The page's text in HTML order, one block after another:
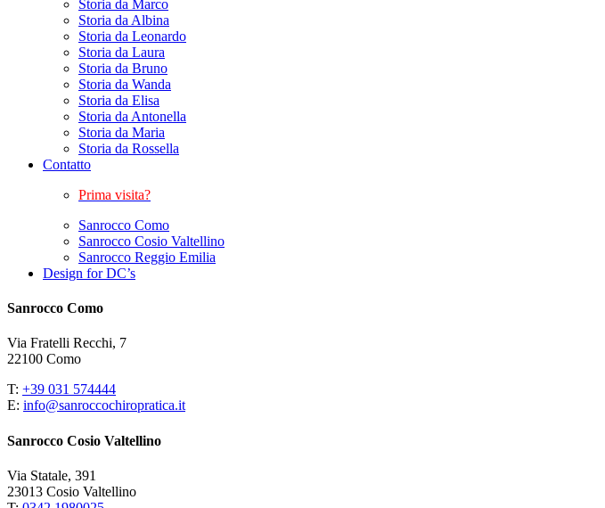
Storia da Marco
Storia da Albina
Storia da Leonardo
Storia da Laura
Storia da Bruno
Storia da Wanda
Storia da Elisa
Storia da Antonella
Storia da Maria
Storia da Rossella
Contatto
Prima visita?
Sanrocco Como
Sanrocco Cosio Valtellino
Sanrocco Reggio Emilia
Design for DC’s
Sanrocco Como
Via Fratelli Recchi, 7
22100 Como
T: +39 031 574444
E: info@sanroccochiropratica.it
Sanrocco Cosio Valtellino
Via Statale, 391
23013 Cosio Valtellino